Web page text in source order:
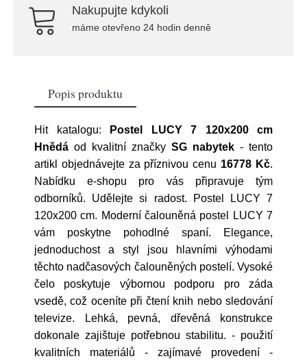
Nakupujte kdykoli
máme otevřeno 24 hodin denně
Popis produktu
Hit katalogu:
Postel LUCY 7 120x200 cm
Hnědá od kvalitní značky SG nabytek - tento
artikl objednávejte za příznivou cenu 16778 Kč.
Nabídku e-shopu pro vás připravuje tým
odborníků. Udělejte si radost. Postel LUCY 7
120x200 cm. Moderní čalouněná postel LUCY 7
vám poskytne pohodlné spaní. Elegance,
jednoduchost a styl jsou hlavními výhodami
těchto nadčasových čalouněných postelí. Vysoké
čelo poskytuje výbornou podporu pro záda
vsedě, což oceníte při čtení knih nebo sledování
televize. Lehká, pevná, dřevěná konstrukce
dokonale zajištuje potřebnou stabilitu. - použití
kvalitních materiálů - zajímavé provedení -